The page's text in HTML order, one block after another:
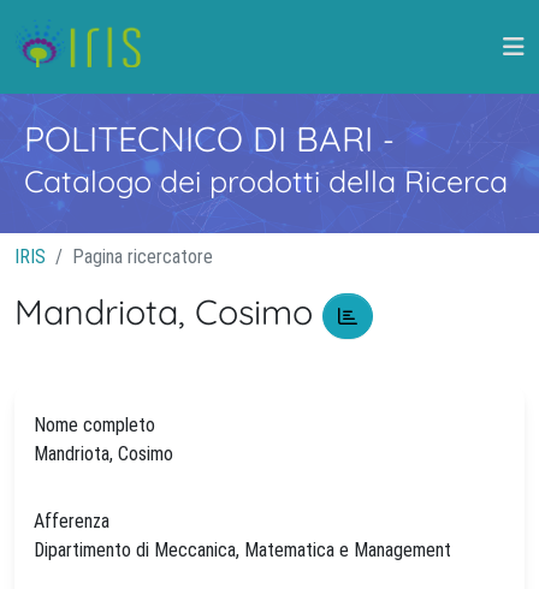
POLITECNICO DI BARI -
Catalogo dei prodotti della Ricerca
IRIS Pagina ricercatore
Mandriota, Cosimo
Nome completo
Mandriota, Cosimo
Afferenza
Dipartimento di Meccanica, Matematica e Management